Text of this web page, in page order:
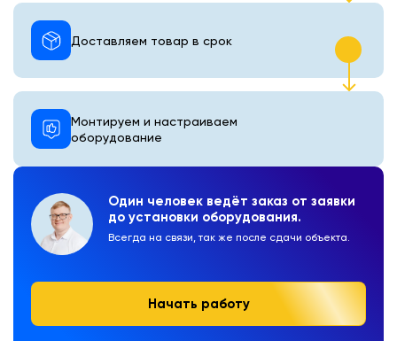
Один человек ведёт заказ от заявки
до установки оборудования.
Всегда на связи, так же после сдачи объекта.
Начать работу
Монтируем и настраиваем
оборудование
Доставляем товар в срок